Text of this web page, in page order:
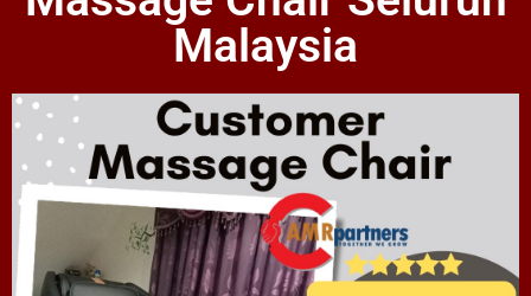
Malaysia